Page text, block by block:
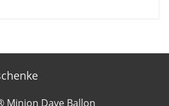
Minion Dave Ballon